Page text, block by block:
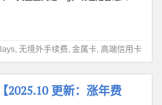
, 无境外手续费, 金属卡, 高端信用卡
2025.10 更新：涨年费